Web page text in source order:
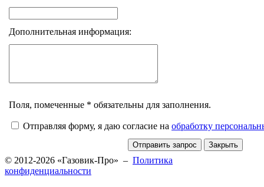
Дополнительная информация:
Поля, помеченные * обязательны для заполнения.
Отправляя форму, я даю согласие на обработку
© 2012-2026 «Газовик-Про» – Политика
конфиденциальности